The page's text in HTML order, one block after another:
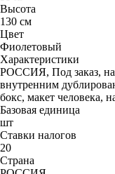
Высота
130 см
Цвет
Фиолетовый
Характеристики
РОССИЯ, Под заказ,
внутренним
бокс, макет человека,
Базовая единица
шт
Ставки налогов
20
Страна